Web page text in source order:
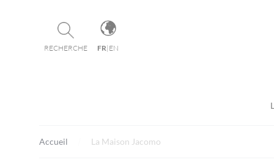
RECHERCHE FR| EN
Accueil La Maison Jacomo